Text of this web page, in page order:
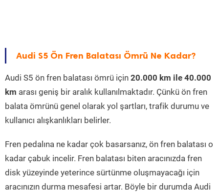
Audi S5 Ön Fren Balatası Ömrü Ne Kadar?
Audi S5 ön fren balatası ömrü için 20.000 km ile 40.000
km arası geniş bir aralık kullanılmaktadır. Çünkü ön fren
balata ömrünü genel olarak yol şartları, trafik durumu ve
kullanıcı alışkanlıkları belirler.
Fren pedalına ne kadar çok basarsanız, ön fren balatası o
kadar çabuk incelir. Fren balatası biten aracınızda fren
disk yüzeyinde yeterince sürtünme oluşmayacağı için
aracınızın durma mesafesi artar. Böyle bir durumda Audi